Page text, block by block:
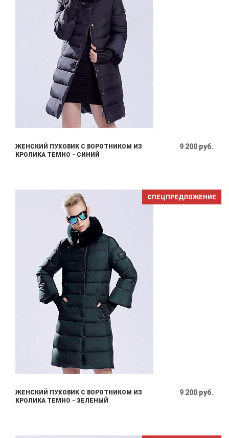
ЖЕНСКИЙ ПУХОВИК С ВОРОТНИКОМ ИЗ
КРОЛИКА ТЕМНО - СИНИЙ
9 200 руб.
СПЕЦПРЕДЛОЖЕНИЕ
ЖЕНСКИЙ ПУХОВИК С ВОРОТНИКОМ ИЗ
КРОЛИКА ТЕМНО - ЗЕЛЕНЫЙ
9 200 руб.